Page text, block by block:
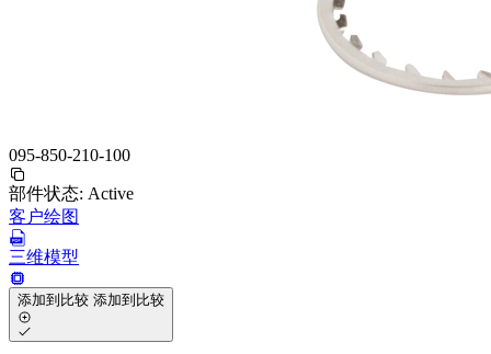
095-850-210-100
部件状态: Active
客户绘图
三维模型
添加到比较 添加到比较